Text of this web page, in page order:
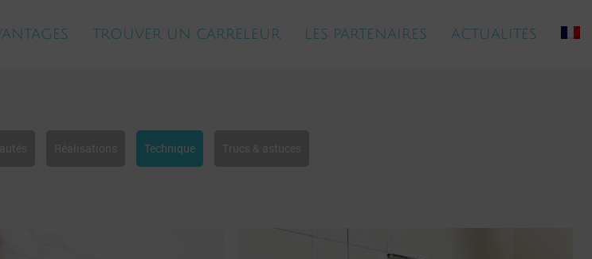
TROUVER UN CARRELEUR LES PARTENAIRES ACTUALITÉS
Technique